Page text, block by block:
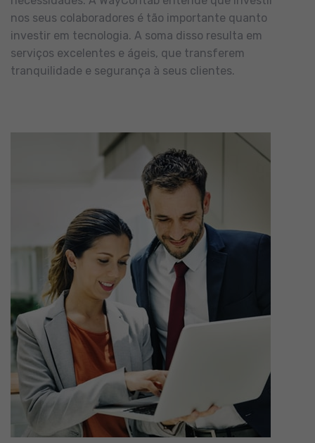
nos seus colaboradores é tão importante quanto
investir em tecnologia. A soma disso resulta em
serviços excelentes e ágeis, que transferem
tranquilidade e segurança à seus clientes.